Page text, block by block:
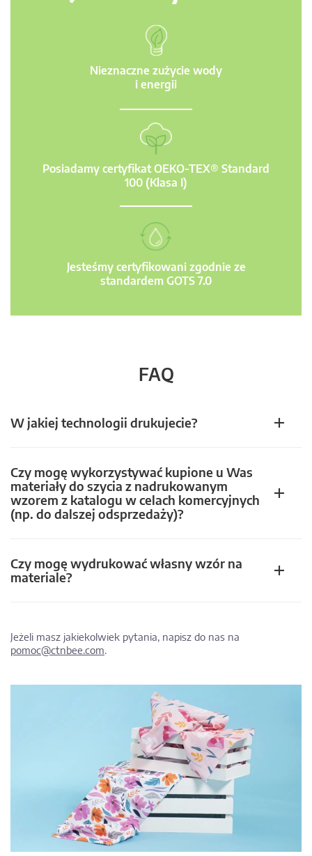
Nieznaczne zużycie wody
i energii
Posiadamy certyfikat OEKO-TEX® Standard
100 (Klasa I)
Jesteśmy certyfikowani zgodnie ze
standardem GOTS 7.0
FAQ
W jakiej technologii drukujecie?
Czy mogę wykorzystywać kupione u Was
materiały do szycia z nadrukowanym
wzorem z katalogu w celach komercyjnych
(np. do dalszej odsprzedaży)?
Czy mogę wydrukować własny wzór na
materiale?
Jeżeli masz jakiekolwiek pytania, napisz do nas na
pomoc@ctnbee.com.